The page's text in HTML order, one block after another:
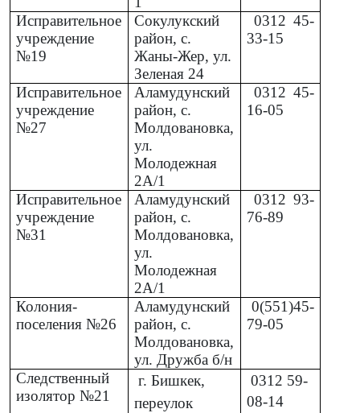
Исправительное
учреждение
№19
Сокулукский
район, с.
Жаны-Жер, ул.
Зеленая 24
0312 45-
33-15
Исправительное
учреждение
№27
Аламудунский
район, с.
Молдовановка,
ул.
Молодежная
2А/1
0312 45-
16-05
Исправительное
учреждение
№31
Аламудунский
район, с.
Молдовановка,
ул.
Молодежная
2А/1
0312 93-
76-89
Колония-
поселения №26
Аламудунский
район, с.
Молдовановка,
ул. Дружба б/н
0(551)45-
79-05
Следственный
изолятор №21
г. Бишкек,
переулок
0312 59-
08-14